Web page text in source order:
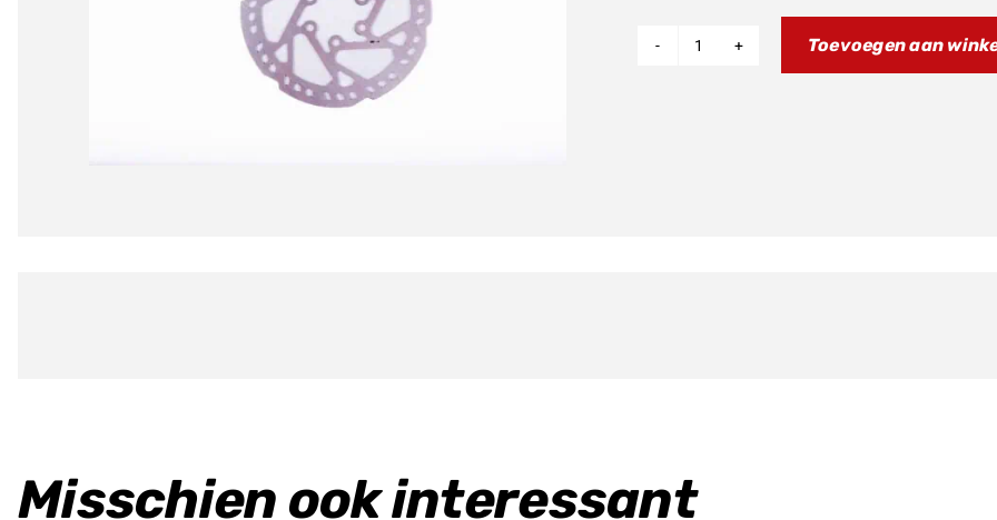
Toevoegen aan
Misschien ook interessant